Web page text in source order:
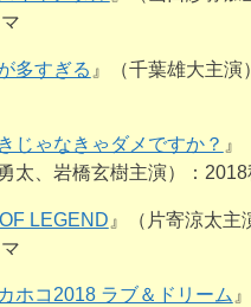
多すぎる 』（千葉雄大主演
じゃなきゃダメですか？ 』
太、岩橋玄樹主演）：
LEGEND 』（片寄涼太主
ホコ2018 ラブ＆ドリーム